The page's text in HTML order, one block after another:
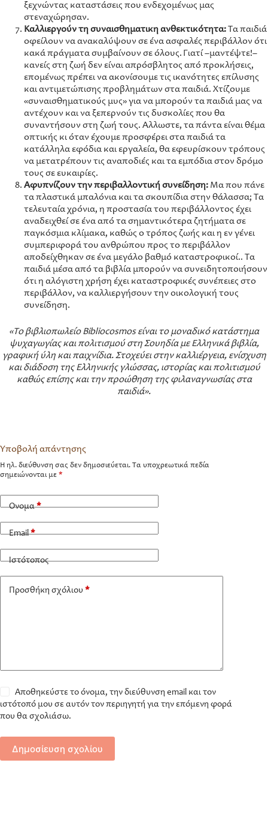
ξεχνώντας καταστάσεις που ενδεχομένως μας
στεναχώρησαν.
Καλλιεργούν τη συναισθηματικη ανθεκτικότητα:Τα παιδιά
οφείλουν να ανακαλύψουν σε ένα ασφαλές περιβάλλον ότι
κακά πράγματα συμβαίνουν σε όλους. Γιατί –μαντέψτε!–
κανείς στη ζωή δεν είναι απρόσβλητος από προκλήσεις,
επομένως πρέπει να ακονίσουμε τις ικανότητες επίλυσης
και αντιμετώπισης προβλημάτων στα παιδιά. Χτίζουμε
«συναισθηματικούς μυς» για να μπορούν τα παιδιά μας να
αντέχουν και να ξεπερνούν τις δυσκολίες που θα
συναντήσουν στη ζωή τους. Άλλωστε, τα πάντα είναι θέμα
οπτικής κι όταν έχουμε προσφέρει στα παιδιά τα
κατάλληλα εφόδια και εργαλεία, θα εφευρίσκουν τρόπους
να μετατρέπουν τις αναποδιές και τα εμπόδια στον δρόμο
τους σε ευκαιρίες.
Αφυπνίζουν την περιβαλλοντική συνείδηση: Μα που πάνε
τα πλαστικά μπαλόνια και τα σκουπίδια στην θάλασσα; Τα
τελευταία χρόνια, η προστασία του περιβάλλοντος έχει
αναδειχθεί σε ένα από τα σημαντικότερα ζητήματα σε
παγκόσμια κλίμακα, καθώς ο τρόπος ζωής και η εν γένει
συμπεριφορά του ανθρώπου προς το περιβάλλον
αποδείχθηκαν σε ένα μεγάλο βαθμό καταστροφικοί.. Τα
παιδιά μέσα από τα βιβλία μπορούν να συνειδητοποιήσουν
ότι η αλόγιστη χρήση έχει καταστροφικές συνέπειες στο
περιβάλλον, να καλλιεργήσουν την οικολογική τους
συνείδηση.
«Το βιβλιοπωλείο Bibliocosmos είναι το μοναδικό κατάστημα
ψυχαγωγίας και πολιτισμού στη Σουηδία με Ελληνικά βιβλία,
γραφική ύλη και παιχνίδια. Στοχεύει στην καλλιέργεια, ενίσχυση
και διάδοση της Ελληνικής γλώσσας, ιστορίας και πολιτισμού
καθώς επίσης και την προώθηση της φιλαναγνωσίας στα
παιδιά».
Υποβολή απάντησης
Η ηλ. διεύθυνση σας δεν δημοσιεύεται. Τα υποχρεωτικά πεδία
σημειώνονται με *
Όνομα*
Email*
Ιστότοπος
Προσθήκη σχόλιου *
Αποθηκεύστε το όνομα, την διεύθυνση email και τον
ιστότοπό μου σε αυτόν τον περιηγητή για την επόμενη φορά
που θα σχολιάσω.
Δημοσίευση σχολίου